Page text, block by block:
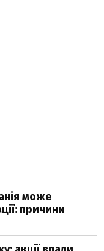
може
причини